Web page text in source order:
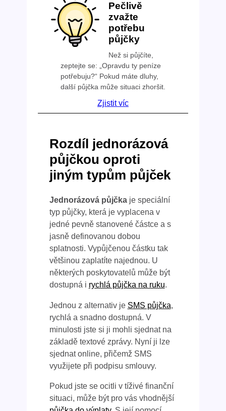
Pečlivě
zvažte
potřebu
půjčky
Než si půjčíte,
zeptejte se: „Opravdu ty peníze
potřebuju?“ Pokud máte dluhy,
další půjčka může situaci zhoršit.
Zjistit víc
Rozdíl jednorázová
půjčkou oproti
jiným typům půjček
Jednorázová půjčkaje speciální
typ půjčky, která je vyplacena v
jedné pevně stanovené částce a s
jasně definovanou dobou
splatnosti. Vypůjčenou částku tak
většinou zaplatíte najednou. U
některých poskytovatelů může být
dostupná i rychlá půjčka na ruku.
Jednou z alternativ je SMS půjčka,
rychlá a snadno dostupná. V
minulosti jste si ji mohli sjednat na
základě textové zprávy. Nyní ji lze
sjednat online, přičemž SMS
využijete při podpisu smlouvy.
Pokud jste se ocitli v tíživé finanční
situaci, může být pro vás vhodnější